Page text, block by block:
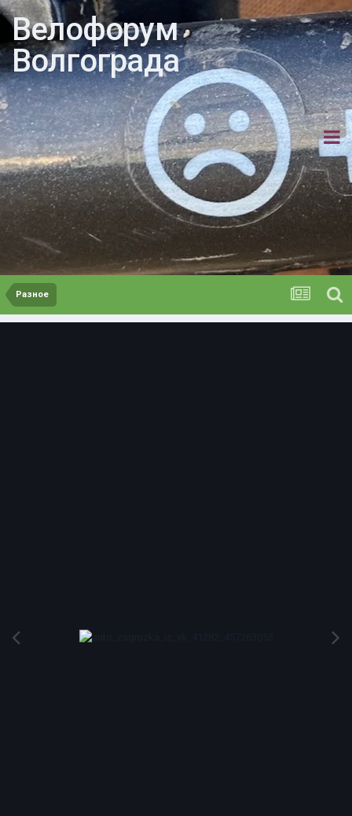
Велофорум
Волгограда
Разное